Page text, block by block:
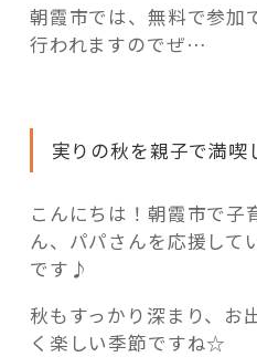
記事検索
朝霞市では、無料で参加
行われますのでぜ…
実りの秋を親子で満喫
こんにちは！朝霞市で子
ん、パパさんを応援して
です♪
秋もすっかり深まり、お
く楽しい季節ですね☆